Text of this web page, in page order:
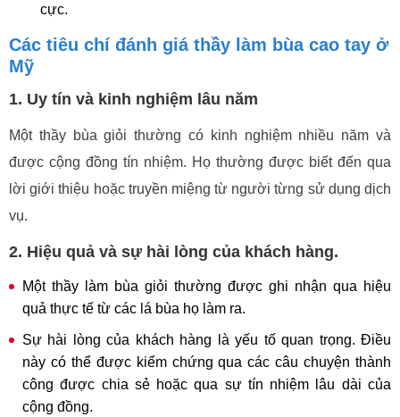
cực.
Các tiêu chí đánh giá thầy làm bùa cao tay ở
Mỹ
1. Uy tín và kinh nghiệm lâu năm
Một thầy bùa giỏi thường có kinh nghiệm nhiều năm và
được cộng đồng tín nhiệm. Họ thường được biết đến qua
lời giới thiệu hoặc truyền miệng từ người từng sử dụng dịch
vụ.
2. Hiệu quả và sự hài lòng của khách hàng.
Một thầy làm bùa giỏi thường được ghi nhận qua hiệu
quả thực tế từ các lá bùa họ làm ra.
Sự hài lòng của khách hàng là yếu tố quan trọng. Điều
này có thể được kiểm chứng qua các câu chuyện thành
công được chia sẻ hoặc qua sự tín nhiệm lâu dài của
cộng đồng.